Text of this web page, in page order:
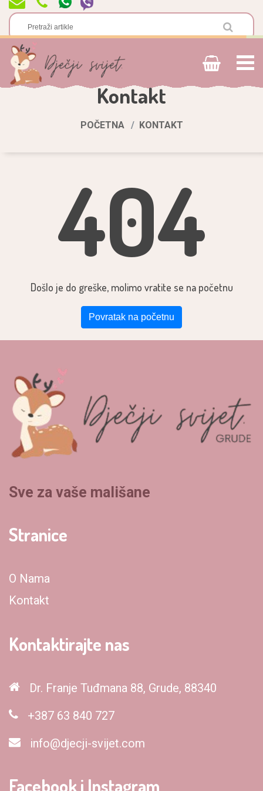
Kontakt
POČETNA KONTAKT
404
Došlo je do greške, molimo vratite se na početnu
Povratak na početnu
Sve za vaše mališane
Stranice
O Nama
Kontakt
Kontaktirajte nas
Dr. Franje Tuđmana 88, Grude, 88340
+387 63 840 727
info@djecji-svijet.com
Facebook i Instagram